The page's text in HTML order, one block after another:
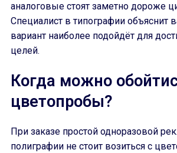
аналоговые стоят заметно дороже
Специалист в типографии объяснит
вариант наиболее подойдёт для
целей.
Когда можно
цветопробы?
При заказе простой одноразовой
полиграфии не стоит возиться с